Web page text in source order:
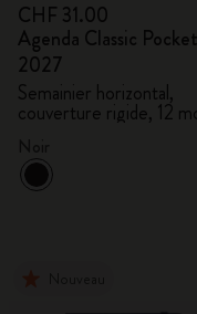
CHF 31.00
Agenda Classic Pocket
2027
Semainier horizontal,
couverture rigide, 12